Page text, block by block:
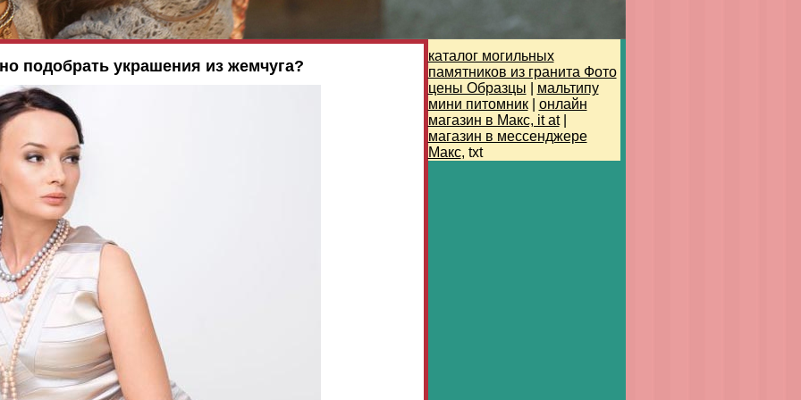
подобрать украшения из жемчуга?
каталог могильных
памятников из гранита Фото
цены Образцы
мальтипу
мини питомник| онлайн
магазин в Макс, it at|
магазин в мессенджере
Макс, txt